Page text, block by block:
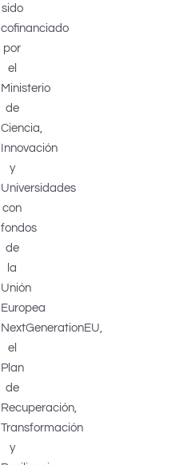
sido
cofinanciado
por
el
Ministerio
de
Ciencia,
Innovación
y
Universidades
con
fondos
de
la
Unión
Europea
NextGenerationEU,
el
Plan
de
Recuperación,
Transformación
y